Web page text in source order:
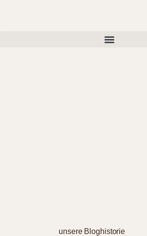
unsere Bloghistorie